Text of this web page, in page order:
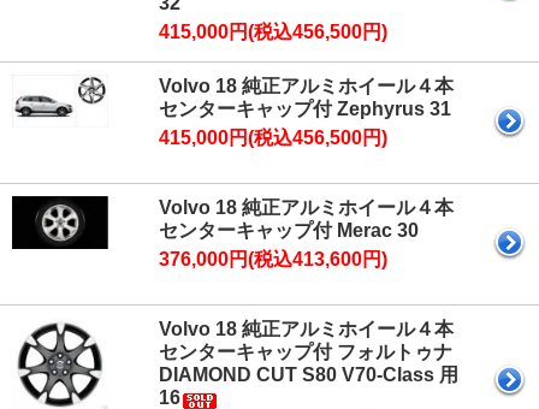
415,000円(税込456,500円)
Volvo 18 純正アルミホイール４本
センターキャップ付 Zephyrus 31
415,000円(税込456,500円)
Volvo 18 純正アルミホイール４本
センターキャップ付 Merac 30
376,000円(税込413,600円)
Volvo 18 純正アルミホイール４本
センターキャップ付 フォルトゥナ
DIAMOND CUT S80 V70-Class 用
16